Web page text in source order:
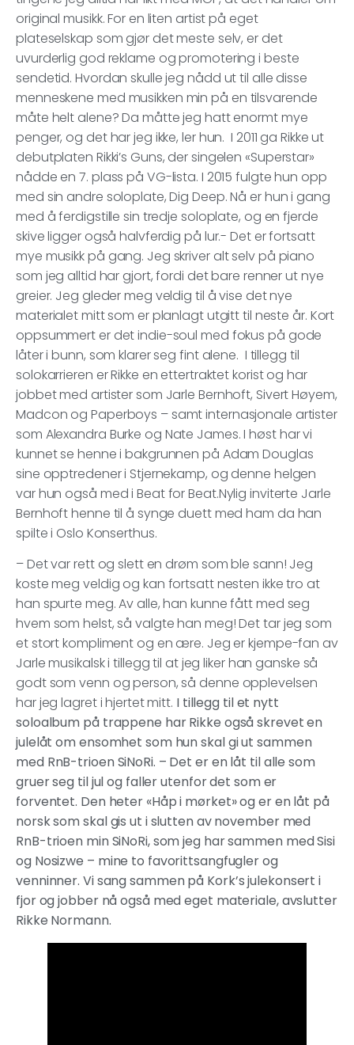
original musikk. For en liten artist på eget
plateselskap som gjør det meste selv, er det
uvurderlig god reklame og promotering i beste
sendetid. Hvordan skulle jeg nådd ut til alle disse
menneskene med musikken min på en tilsvarende
måte helt alene? Da måtte jeg hatt enormt mye
penger, og det har jeg ikke, ler hun. I 2011 ga Rikke ut
debutplaten Rikki’s Guns, der singelen «Superstar»
nådde en 7. plass på VG-lista. I 2015 fulgte hun opp
med sin andre soloplate, Dig Deep. Nå er hun i gang
med å ferdigstille sin tredje soloplate, og en fjerde
skive ligger også halvferdig på lur.- Det er fortsatt
mye musikk på gang. Jeg skriver alt selv på piano
som jeg alltid har gjort, fordi det bare renner ut nye
greier. Jeg gleder meg veldig til å vise det nye
materialet mitt som er planlagt utgitt til neste år. Kort
oppsummert er det indie-soul med fokus på gode
låter i bunn, som klarer seg fint alene. I tillegg til
solokarrieren er Rikke en ettertraktet korist og har
jobbet med artister som Jarle Bernhoft, Sivert Høyem,
Madcon og Paperboys – samt internasjonale artister
som Alexandra Burke og Nate James. I høst har vi
kunnet se henne i bakgrunnen på Adam Douglas
sine opptredener i Stjernekamp, og denne helgen
var hun også med i Beat for Beat.Nylig inviterte Jarle
Bernhoft henne til å synge duett med ham da han
spilte i Oslo Konserthus.
– Det var rett og slett en drøm som ble sann! Jeg
koste meg veldig og kan fortsatt nesten ikke tro at
han spurte meg. Av alle, han kunne fått med seg
hvem som helst, så valgte han meg! Det tar jeg som
et stort kompliment og en ære. Jeg er kjempe-fan av
Jarle musikalsk i tillegg til at jeg liker han ganske så
godt som venn og person, så denne opplevelsen
har jeg lagret i hjertet mitt. I tillegg til et nytt
soloalbum på trappene har Rikke også skrevet en
julelåt om ensomhet som hun skal gi ut sammen
med RnB-trioen SiNoRi. – Det er en låt til alle som
gruer seg til jul og faller utenfor det som er
forventet. Den heter «Håp i mørket» og er en låt på
norsk som skal gis ut i slutten av november med
RnB-trioen min SiNoRi, som jeg har sammen med Sisi
og Nosizwe – mine to favorittsangfugler og
venninner. Vi sang sammen på Kork’s julekonsert i
fjor og jobber nå også med eget materiale, avslutter
Rikke Normann.